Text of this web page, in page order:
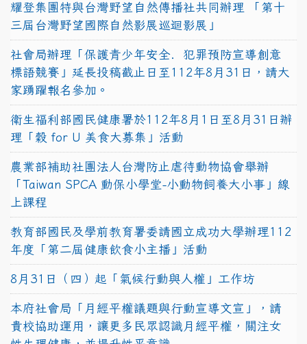
耀登集團特與台灣野望自然傳播社共同辦理 「第十
三屆台灣野望國際自然影展巡迴影展」
社會局辦理「保護青少年安全．犯罪預防宣導創意
標語競賽」延長投稿截止日至112年8月31日，請大
家踴躍報名參加。
衛生福利部國民健康署於112年8月1日至8月31日辦
理「穀 for U 美食大募集」活動
農業部補助社團法人台灣防止虐待動物協會舉辦
「Taiwan SPCA 動保小學堂-小動物飼養大小事」線
上課程
教育部國民及學前教育署委請國立成功大學辦理112
年度「第二屆健康飲食小主播」活動
8月31日（四）起「氣候行動與人權」工作坊
本府社會局「月經平權議題與行動宣導文宣」，請
貴校協助運用，讓更多民眾認識月經平權，關注女